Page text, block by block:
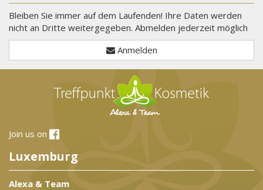
Bleiben Sie immer auf dem Laufenden! Ihre Daten werden
nicht an Dritte weitergegeben. Abmelden jederzeit möglich
Anmelden
Join us on
Luxemburg
Alexa & Team